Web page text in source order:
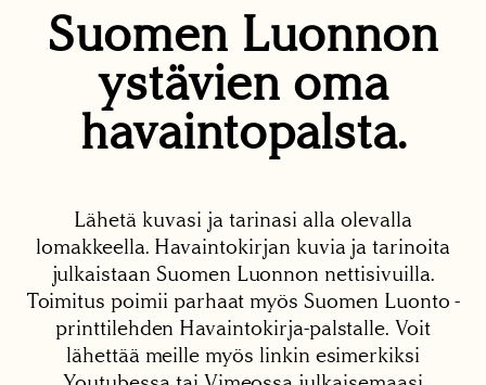
Suomen Luonnon
ystävien oma
havaintopalsta.
Lähetä kuvasi ja tarinasi alla olevalla
lomakkeella. Havaintokirjan kuvia ja tarinoita
julkaistaan Suomen Luonnon nettisivuilla.
Toimitus poimii parhaat myös Suomen Luonto -
printtilehden Havaintokirja-palstalle. Voit
lähettää meille myös linkin esimerkiksi